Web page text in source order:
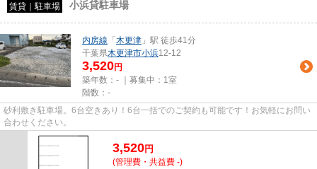
賃貸｜駐車場 小浜貸駐車場
内房線 「 木更津 」駅 徒歩41分
千葉県木更津市小浜12-12
3,520円
築年数：- ｜募集中： 1室
階数：-
砂利敷き駐車場。6台空きあり！6台一括でのご契約も可能です！お気軽にお問い
合わせください。
3,520円
(管理費・共益費 -)